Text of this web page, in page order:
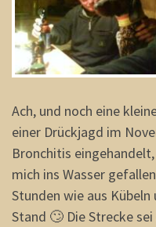
Ach, und noch eine
einer Drückjagd im
Bronchitis
mich ins Wasser
Stunden wie aus
Stand 🙄 Die Strecke